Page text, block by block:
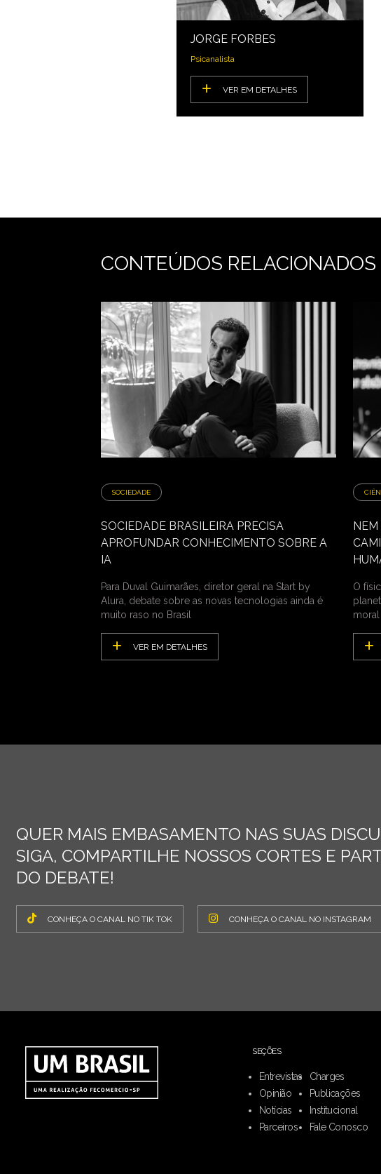
JORGE FORBES
Psicanalista
VER EM DETALHES
CONTEÚDOS RELACIONADOS
SOCIEDADE
SOCIEDADE BRASILEIRA PRECISA
APROFUNDAR CONHECIMENTO SOBRE A
IA
Para Duval Guimarães, diretor geral na Start by
Alura, debate sobre as novas tecnologias ainda é
muito raso no Brasil
VER EM DETALHES
NEM
O
QUER MAIS EMBASAMENTO NAS SUAS
SIGA, COMPARTILHE NOSSOS CORTES E
DO DEBATE!
CONHEÇA O CANAL NO TIK TOK CONHEÇA O CANAL NO INSTAGRAM
SEÇÕES
Entrevistas
Opinião
Notícias
Parceiros
Charges
Publicações
Institucional
Fale Conosco